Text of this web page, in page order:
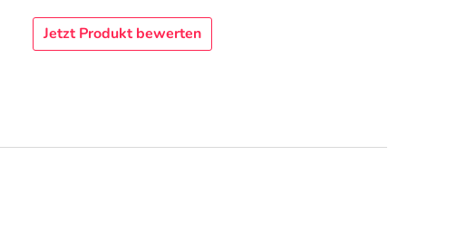
Jetzt Produkt bewerten